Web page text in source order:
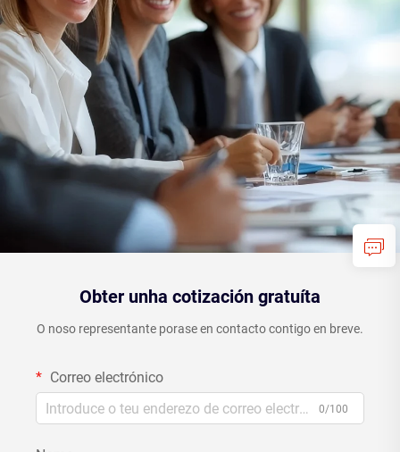
Obter unha cotización gratuíta
O noso representante porase en contacto contigo en breve.
Correo electrónico
0/100